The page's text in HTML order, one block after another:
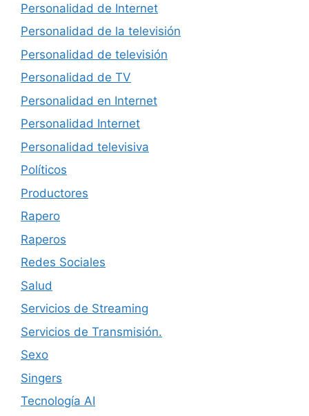
Personalidad de Internet
Personalidad de la televisión
Personalidad de televisión
Personalidad de TV
Personalidad en Internet
Personalidad Internet
Personalidad televisiva
Políticos
Productores
Rapero
Raperos
Redes Sociales
Salud
Servicios de Streaming
Servicios de Transmisión.
Sexo
Singers
Tecnología AI